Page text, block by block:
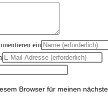
ein
Browser für meinen